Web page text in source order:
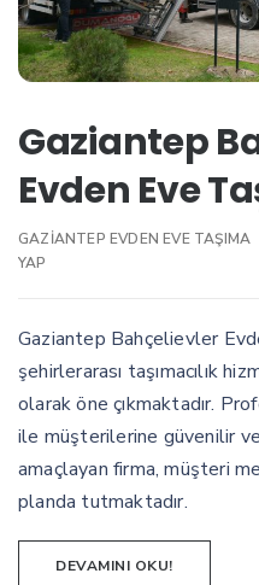
Gaziantep
Evden Eve
GAZIANTEP EVDEN EVE TAŞIMA
YAP
Gaziantep Bahçelievler
şehirlerarası taşımacılık
olarak öne çıkmaktadır.
ile müşterilerine güvenilir
amaçlayan firma, müşteri
planda tutmaktadır.
DEVAMINI OKU!